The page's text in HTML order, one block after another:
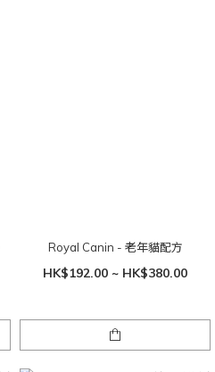
Royal Canin - 老年貓配方
HK$192.00 ~ HK$380.00